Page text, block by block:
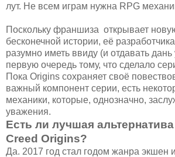
лут. Не всем играм нужна RPG
Поскольку франшиза открывает
бесконечной истории, её
разумно иметь ввиду (и отдавать
первую очередь тому, что сделало
Пока Origins сохраняет своё
важный компонент серии, есть
механики, которые, однозначно,
уважения.
Есть ли лучшая
Creed Origins?
Да. 2017 год стал годом жанра экшен